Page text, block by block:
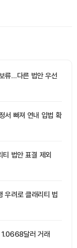
류…다른 법안 우선
서 빠져 연내 입법 확
법안 표결 제외
우려로 클래리티 법
1.0668달러 거래